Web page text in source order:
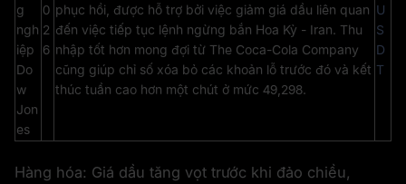
g
ngh
iệp
Do
w
Jon
es
0
2
6
phục hồi, được hỗ trợ bởi việc giảm giá dầu liên quan
đến việc tiếp tục lệnh ngừng bắn Hoa Kỳ - Iran. Thu
nhập tốt hơn mong đợi từ The Coca-Cola Company
cũng giúp chỉ số xóa bỏ các khoản lỗ trước đó và kết
thúc tuần cao hơn một chút ở mức 49,298.
U
S
D
T
Hàng hóa: Giá dầu tăng vọt trước khi đảo chiều,